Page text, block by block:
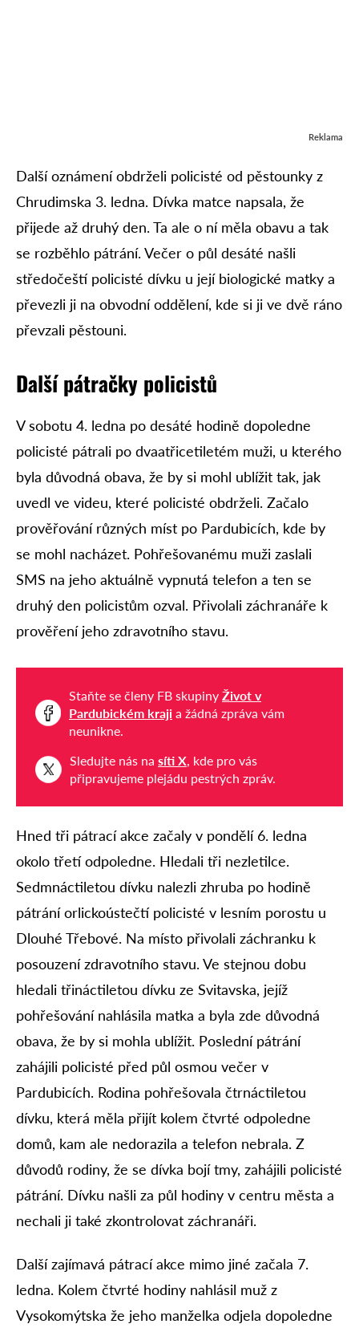
Reklama
Další oznámení obdrželi policisté od pěstounky z
Chrudimska 3. ledna. Dívka matce napsala, že
přijede až druhý den. Ta ale o ní měla obavu a tak
se rozběhlo pátrání. Večer o půl desáté našli
středočeští policisté dívku u její biologické matky a
převezli ji na obvodní oddělení, kde si ji ve dvě ráno
převzali pěstouni.
Další pátračky policistů
V sobotu 4. ledna po desáté hodině dopoledne
policisté pátrali po dvaatřicetiletém muži, u kterého
byla důvodná obava, že by si mohl ublížit tak, jak
uvedl ve videu, které policisté obdrželi. Začalo
prověřování různých míst po Pardubicích, kde by
se mohl nacházet. Pohřešovanému muži zaslali
SMS na jeho aktuálně vypnutá telefon a ten se
druhý den policistům ozval. Přivolali záchranáře k
prověření jeho zdravotního stavu.
Staňte se členy FB skupiny Život v
Pardubickém kraji a žádná zpráva vám
neunikne.
Sledujte nás na síti X , kde pro vás
připravujeme plejádu pestrých zpráv.
Hned tři pátrací akce začaly v pondělí 6. ledna
okolo třetí odpoledne. Hledali tři nezletilce.
Sedmnáctiletou dívku nalezli zhruba po hodině
pátrání orlickoústečtí policisté v lesním porostu u
Dlouhé Třebové. Na místo přivolali záchranku k
posouzení zdravotního stavu. Ve stejnou dobu
hledali třináctiletou dívku ze Svitavska, jejíž
pohřešování nahlásila matka a byla zde důvodná
obava, že by si mohla ublížit. Poslední pátrání
zahájili policisté před půl osmou večer v
Pardubicích. Rodina pohřešovala čtrnáctiletou
dívku, která měla přijít kolem čtvrté odpoledne
domů, kam ale nedorazila a telefon nebrala. Z
důvodů rodiny, že se dívka bojí tmy, zahájili policisté
pátrání. Dívku našli za půl hodiny v centru města a
nechali ji také zkontrolovat záchranáři.
Další zajímavá pátrací akce mimo jiné začala 7.
ledna. Kolem čtvrté hodiny nahlásil muž z
Vysokomýtska že jeho manželka odjela dopoledne